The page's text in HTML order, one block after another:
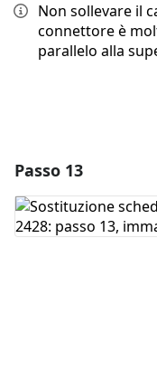
Non sollevare il
connettore è
parallelo alla
Aggiungi
Passo 13